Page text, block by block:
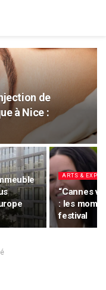
de
à Nice :
ARTS &
“Cannes
: les
festival